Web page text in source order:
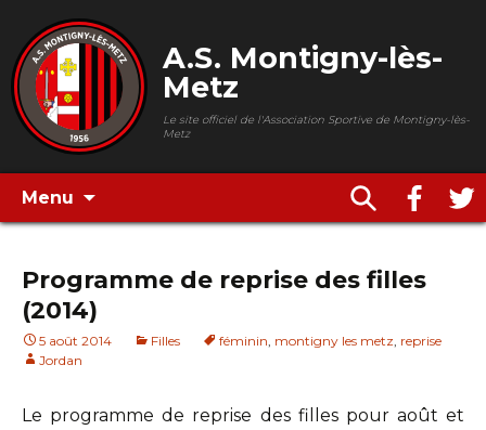
A.S. Montigny-lès-
Metz
Le site officiel de l'Association Sportive de Montigny-lès-
Metz
Menu
Programme de reprise des filles
(2014)
5 août 2014 Filles féminin, montigny les metz, reprise
Jordan
Le programme de reprise des filles pour août et